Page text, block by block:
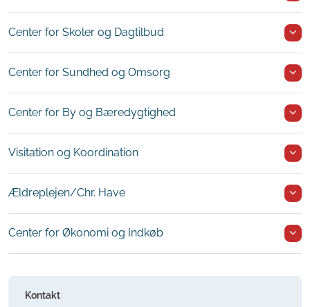
Center for Skoler og Dagtilbud
Center for Sundhed og Omsorg
Center for By og Bæredygtighed
Visitation og Koordination
Ældreplejen/Chr. Have
Center for Økonomi og Indkøb
Kontakt